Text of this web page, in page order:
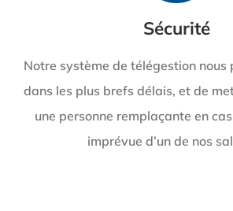
Sécurité
Notre système de télégestion
dans les plus brefs délais, et de
une personne remplaçante en
imprévue d’un de nos